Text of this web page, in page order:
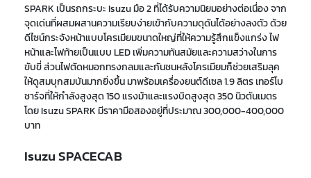
SPARK เป็นรถกระบะIsuzu มือ 2ที่ได้รับความนิยมอย่างต่อเนื่อง จาก
จุดเด่นที่ผสมผสานความเรียบง่ายเข้ากับความดุดันได้อย่างลงตัว ด้วย
ดีไซน์กระจังหน้าแบบโครเมียมขนาดใหญ่ที่ให้ความรู้สึกแข็งแกร่ง ไฟ
หน้าและไฟท้ายเป็นแบบ LED เพิ่มความทันสมัยและความสว่างในการ
ขับขี่ ส่วนไฟตัดหมอกทรงกลมและกันชนหลังโครเมียมก็ช่วยเสริมลุค
ให้ดูสมบุกสมบันมากยิ่งขึ้นมาพร้อมเครื่องยนต์ดีเซล 1.9 ลิตร เทอร์โบ
ชาร์จที่ให้กำลังสูงสุด 150 แรงม้าและแรงบิดสูงสุด 350 นิวตันเมตร
โดย Isuzu SPARK มีราคามือสองอยู่ที่ประมาณ 300,000-400,000
บาท
Isuzu SPACECAB